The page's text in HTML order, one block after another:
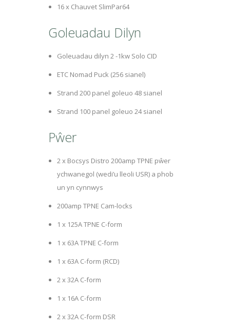
16 x Chauvet SlimPar64
Goleuadau Dilyn
Goleuadau dilyn 2 -1kw Solo CID
ETC Nomad Puck (256 sianel)
Strand 200 panel goleuo 48 sianel
Strand 100 panel goleuo 24 sianel
Pŵer
2 x Bocsys Distro 200amp TPNE pŵer
ychwanegol (wedi’u lleoli USR) a phob
un yn cynnwys
200amp TPNE Cam-locks
1 x 125A TPNE C-form
1 x 63A TPNE C-form
1 x 63A C-form (RCD)
2 x 32A C-form
1 x 16A C-form
2 x 32A C-form DSR